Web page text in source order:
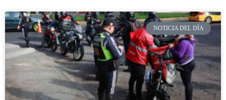
NOTICIA DEL DÍA